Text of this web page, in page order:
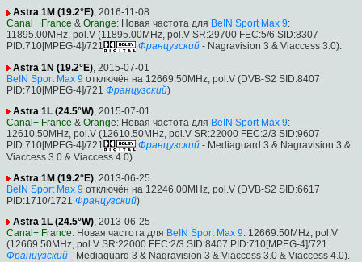
Astra 1M (19.2°E), 2016-11-08
Canal+ France & Orange: Новая частота для BeIN Sport Max 9:
11895.00MHz, pol.V (11895.00MHz, pol.V SR:29700 FEC:5/6 SID:8307
PID:710[MPEG-4]/721
Французский - Nagravision 3 & Viaccess 3.0).
Astra 1N (19.2°E), 2015-07-01
BeIN Sport Max 9 отключён на 12669.50MHz, pol.V (DVB-S2 SID:8407
PID:710[MPEG-4]/721 Французский)
Astra 1L (24.5°W), 2015-07-01
Canal+ France & Orange: Новая частота для BeIN Sport Max 9:
12610.50MHz, pol.V (12610.50MHz, pol.V SR:22000 FEC:2/3 SID:9607
PID:710[MPEG-4]/721
Французский - Mediaguard 3 & Nagravision 3 &
Viaccess 3.0 & Viaccess 4.0).
Astra 1M (19.2°E), 2013-06-25
BeIN Sport Max 9 отключён на 12246.00MHz, pol.V (DVB-S2 SID:6617
PID:1710/1721 Французский)
Astra 1L (24.5°W), 2013-06-25
Canal+ France: Новая частота для BeIN Sport Max 9: 12669.50MHz, pol.V
(12669.50MHz, pol.V SR:22000 FEC:2/3 SID:8407 PID:710[MPEG-4]/721
Французский - Mediaguard 3 & Nagravision 3 & Viaccess 3.0 & Viaccess 4.0).